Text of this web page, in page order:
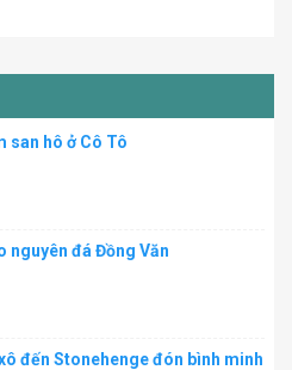
san hô ở Cô Tô
nguyên đá Đồng Văn
xô đến Stonehenge đón bình minh